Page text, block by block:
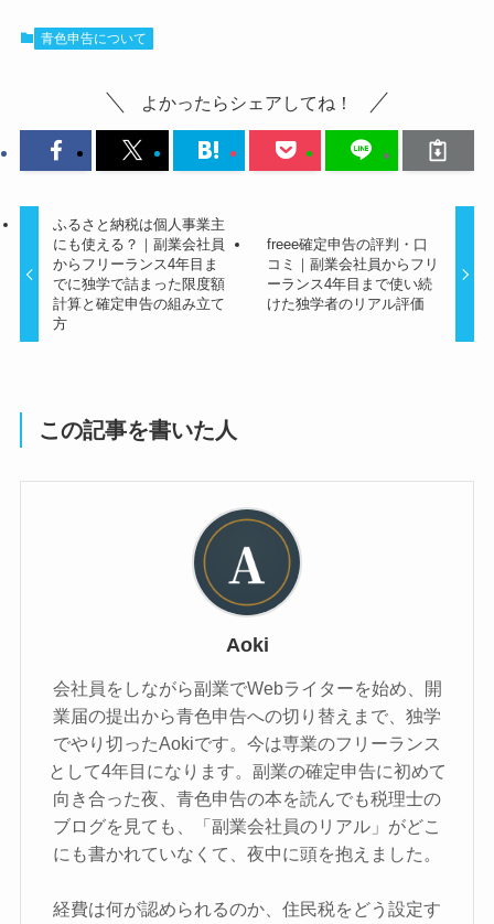
青色申告について
よかったらシェアしてね！
ふるさと納税は個人事業主
にも使える？｜副業会社員
からフリーランス4年目ま
でに独学で詰まった限度額
計算と確定申告の組み立て
方
freee確定申告の評判・口
コミ｜副業会社員からフリ
ーランス4年目まで使い続
けた独学者のリアル評価
この記事を書いた人
Aoki
会社員をしながら副業でWebライターを始め、開
業届の提出から青色申告への切り替えまで、独学
でやり切ったAokiです。今は専業のフリーランス
として4年目になります。副業の確定申告に初めて
向き合った夜、青色申告の本を読んでも税理士の
ブログを見ても、「副業会社員のリアル」がどこ
にも書かれていなくて、夜中に頭を抱えました。
経費は何が認められるのか、住民税をどう設定す